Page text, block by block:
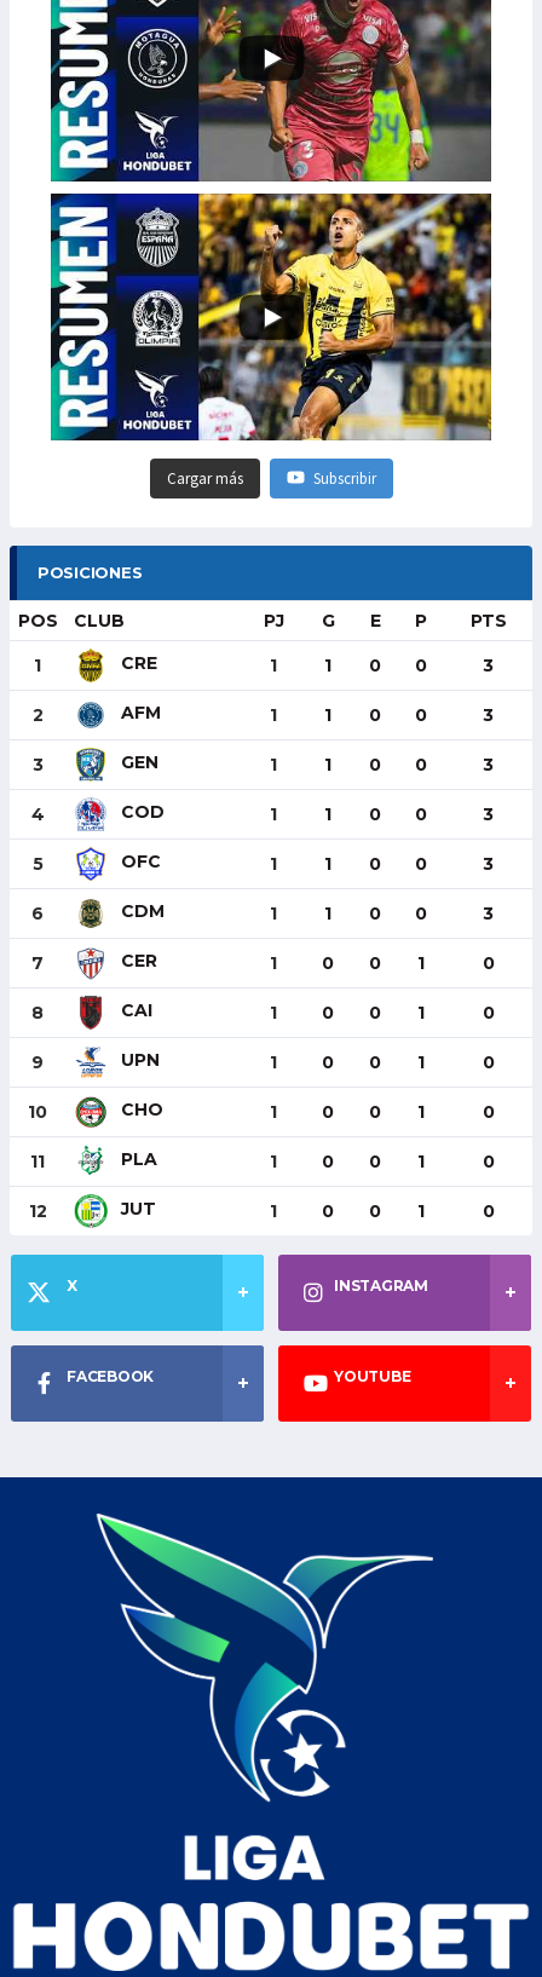
Cargar más Subscribir
POSICIONES
POS CLUB PJ G E P PTS
1 CRE 1 1 0 0 3
2 AFM 1 1 0 0 3
3 GEN 1 1 0 0 3
4 COD 1 1 0 0 3
5 OFC 1 1 0 0 3
6 CDM 1 1 0 0 3
7 CER 1 0 0 1 0
8 CAI 1 0 0 1 0
9 UPN 1 0 0 1 0
10 CHO 1 0 0 1 0
11 PLA 1 0 0 1 0
12 JUT 1 0 0 1 0
X INSTAGRAM
FACEBOOK YOUTUBE